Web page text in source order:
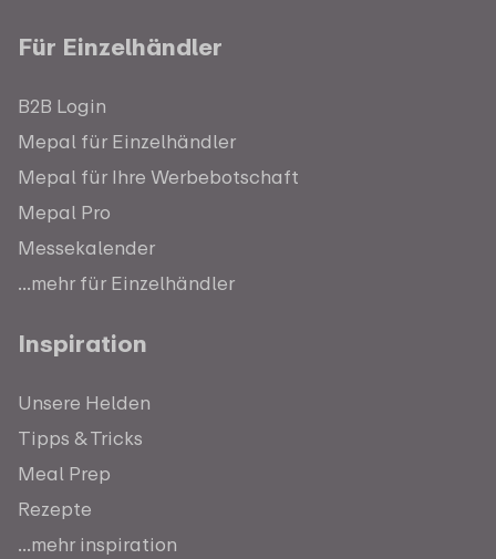
Für Einzelhändler
B2B Login
Mepal für Einzelhändler
Mepal für Ihre Werbebotschaft
Mepal Pro
Messekalender
...mehr für Einzelhändler
Inspiration
Unsere Helden
Tipps & Tricks
Meal Prep
Rezepte
...mehr inspiration